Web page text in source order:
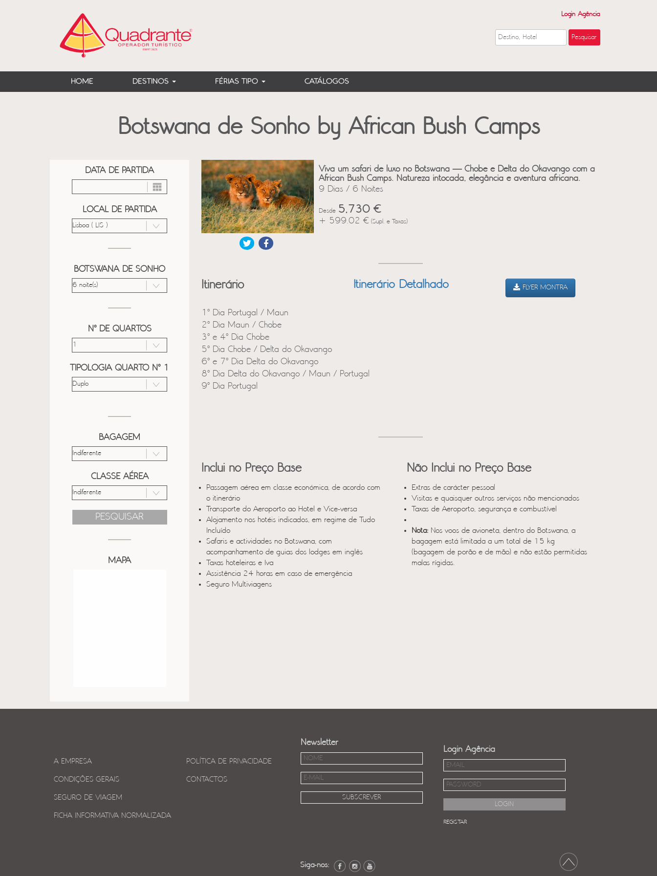
Login Agência
HOME DESTINOS FÉRIAS TIPO CATÁLOGOS
Botswana de Sonho by African Bush Camps
DATA DE PARTIDA
LOCAL DE PARTIDA
BOTSWANA DE SONHO
Nº DE QUARTOS
TIPOLOGIA QUARTO Nº 1
BAGAGEM
CLASSE AÉREA
PESQUISAR
MAPA
Viva um safari de luxo no Botswana — Chobe e Delta do Okavango com a
African Bush Camps. Natureza intocada, elegância e aventura africana.
9 Dias / 6 Noites
Desde 5,730 €
+ 599.02 € (Supl. e Taxas)
Itinerário Itinerário Detalhado FLYER MONTRA
1º Dia Portugal / Maun
2º Dia Maun / Chobe
3º e 4º Dia Chobe
5º Dia Chobe / Delta do Okavango
6º e 7º Dia Delta do Okavango
8º Dia Delta do Okavango / Maun / Portugal
9º Dia Portugal
Inclui no Preço Base
Passagem aérea em classe económica, de acordo com
o itinerário
Transporte do Aeroporto ao Hotel e Vice-versa
Alojamento nos hotéis indicados, em regime de Tudo
Incluído
Safaris e actividades no Botswana, com
acompanhamento de guias dos lodges em inglês
Taxas hoteleiras e Iva
Assistência 24 horas em caso de emergência
Seguro Multiviagens
Não Inclui no Preço Base
Extras de carácter pessoal
Visitas e quaisquer outros serviços não mencionados
Taxas de Aeroporto, segurança e combustível
Nota: Nos voos de avioneta, dentro do Botswana, a
bagagem está limitada a um total de 15 kg
(bagagem de porão e de mão) e não estão permitidas
malas rígidas.
A EMPRESA
CONDIÇÕES GERAIS
SEGURO DE VIAGEM
FICHA INFORMATIVA NORMALIZADA
POLÍTICA DE PRIVACIDADE
CONTACTOS
Newsletter
Login Agência
REGISTAR
Siga-nos: